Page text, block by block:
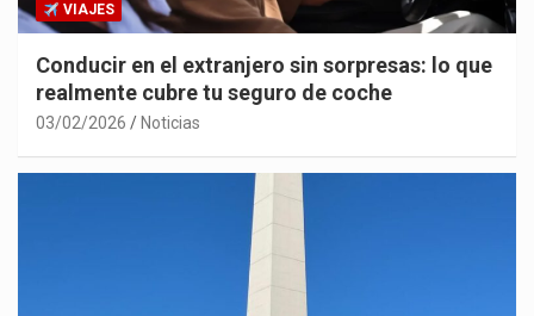
VIAJES
Conducir en el extranjero sin sorpresas: lo que
realmente cubre tu seguro de coche
03/02/2026 Noticias